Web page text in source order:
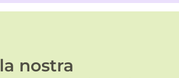
nostra